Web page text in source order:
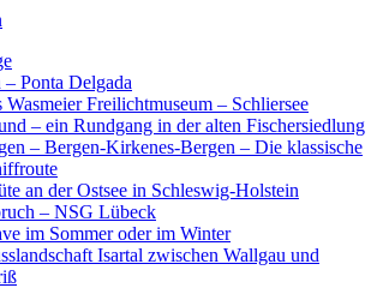
– Ponta Delgada
Wasmeier Freilichtmuseum – Schliersee
– ein Rundgang in der alten Fischersiedlung
– Bergen-Kirkenes-Bergen – Die klassische
an der Ostsee in Schleswig-Holstein
– NSG Lübeck
im Sommer oder im Winter
Isartal zwischen Wallgau und